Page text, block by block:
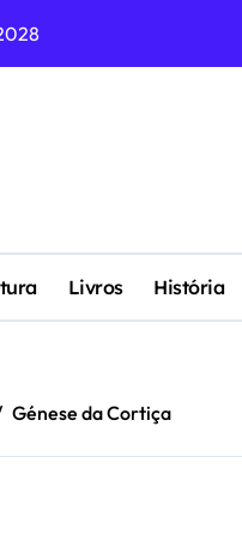
Lixo Ficou Quatro Vezes
de Rosa Americana
de Manuel Pedra
DE LIVRE MERCADO?
Livros História
Génese da Cortiça